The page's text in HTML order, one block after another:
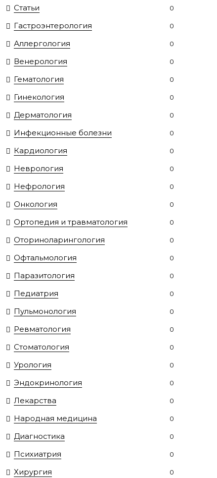
Статьи 0
Гастроэнтерология 0
Аллергология 0
Венерология 0
Гематология 0
Гинекология 0
Дерматология 0
Инфекционные болезни 0
Кардиология 0
Неврология 0
Нефрология 0
Онкология 0
Ортопедия и травматология 0
Оториноларингология 0
Офтальмология 0
Паразитология 0
Педиатрия 0
Пульмонология 0
Ревматология 0
Стоматология 0
Урология 0
Эндокринология 0
Лекарства 0
Народная медицина 0
Диагностика 0
Психиатрия 0
Хирургия 0